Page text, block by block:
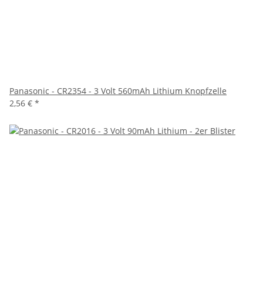
Panasonic - CR2354 - 3 Volt 560mAh Lithium Knopfzelle
2,56 € *